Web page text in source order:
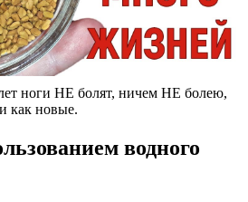
ноги НЕ болят, ничем НЕ болею,
как новые.
водного